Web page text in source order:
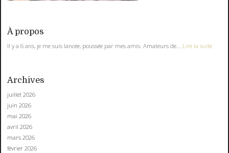
À propos
Il y a 6 ans, je me suis lancée, poussée par mes amis. Amateurs de... Lire la suite
Archives
juillet 2026
juin 2026
mai 2026
avril 2026
mars 2026
février 2026